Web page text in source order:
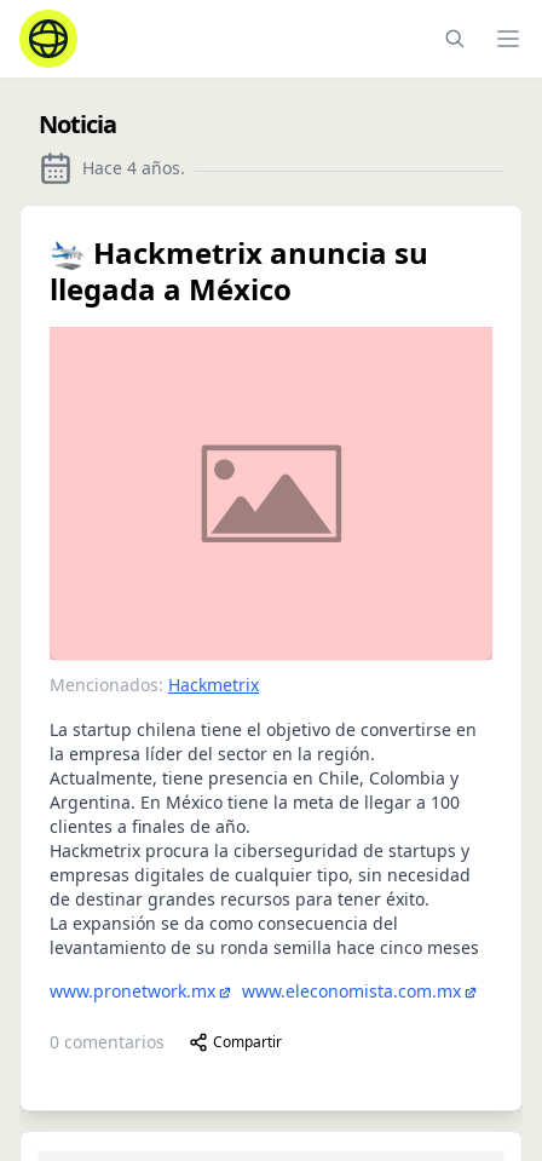
Noticia
Hace 4 años.
🛬 Hackmetrix anuncia su
llegada a México
Mencionados: Hackmetrix
La startup chilena tiene el objetivo de convertirse en
la empresa líder del sector en la región.
Actualmente, tiene presencia en Chile, Colombia y
Argentina. En México tiene la meta de llegar a 100
clientes a finales de año.
Hackmetrix procura la ciberseguridad de startups y
empresas digitales de cualquier tipo, sin necesidad
de destinar grandes recursos para tener éxito.
La expansión se da como consecuencia del
levantamiento de su ronda semilla hace cinco meses
www.pronetwork.mx
www.eleconomista.com.mx
0 comentarios Compartir